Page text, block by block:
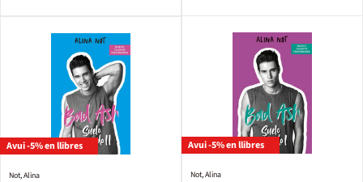
Avui -5% en llibres
Not, Alina
Avui -5% en llibres
Not, Alina